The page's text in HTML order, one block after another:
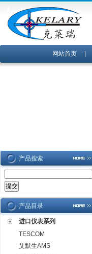
网站首页|
产品搜索
产品目录
进口仪表系列
TESCOM
艾默生AMS